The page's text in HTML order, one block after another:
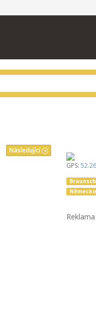
Následující
GPS:
Německo
Reklama